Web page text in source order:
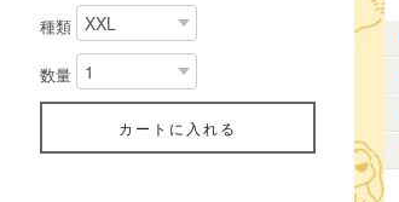
種類
数量
カートに入れる